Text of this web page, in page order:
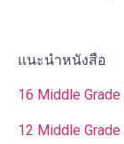
แนะนำหนังสือ
16 Middle
12 Middle